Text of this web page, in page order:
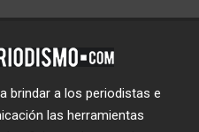
brindar a los periodistas e
las herramientas